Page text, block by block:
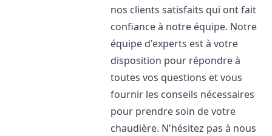
nos clients satisfaits qui ont fait
confiance à notre équipe. Notre
équipe d'experts est à votre
disposition pour répondre à
toutes vos questions et vous
fournir les conseils nécessaires
pour prendre soin de votre
chaudière. N'hésitez pas à nous